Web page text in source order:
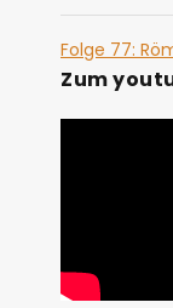
Folge 77:
Zum